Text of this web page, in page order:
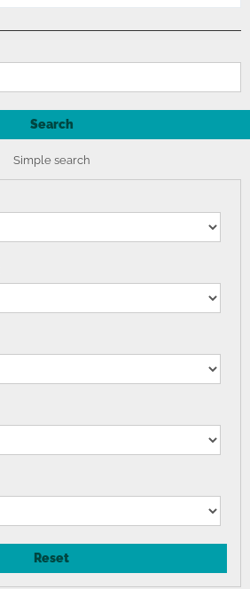
Search
Simple search
Reset